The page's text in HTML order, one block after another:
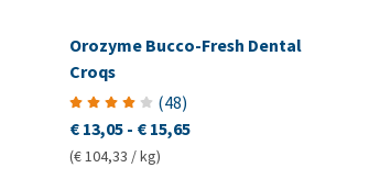
Orozyme Bucco-Fresh Dental
Croqs
(48)
€ 13,05 - € 15,65
(€ 104,33 / kg)